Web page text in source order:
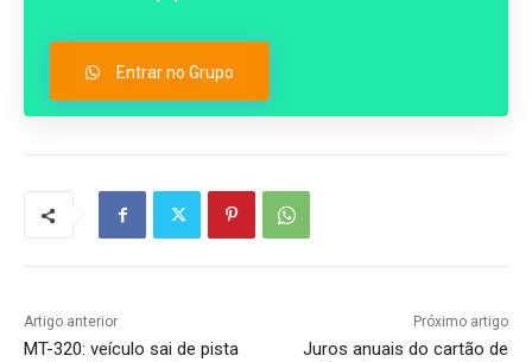
Entrar no Grupo
Artigo anterior
MT-320: veículo sai de pista
Próximo artigo
Juros anuais do cartão de